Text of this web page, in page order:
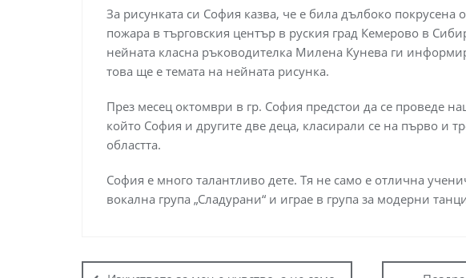
За рисунката си София казва, че е била дълбоко покрусена
пожара в търговския център в руския град Кемерово в
нейната класна ръководителка Милена Кунева ги
това ще е темата на нейната рисунка.
През месец октомври в гр. София предстои да се проведе
който София и другите две деца, класирали се на първо и
областта.
София е много талантливо дете. Тя не само е отлична
вокална група „Сладурани“ и играе в група за модерни